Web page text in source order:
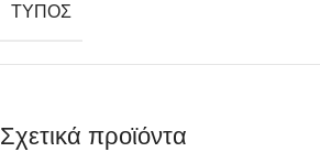
ΤΎΠΟΣ
Σχετικά προϊόντα